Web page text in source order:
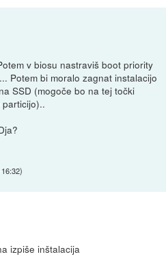
v biosu nastraviš boot priority
Potem bi moralo zagnat instalacijo
SSD (mogoče bo na tej točki
)
izpiše inštalacija